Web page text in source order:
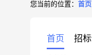
您当前的位置： 首页
首页 招